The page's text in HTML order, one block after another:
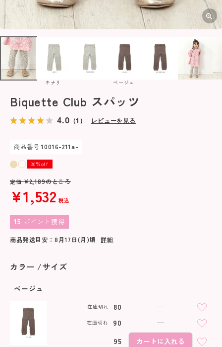
キナリ ベージュ
Biquette Club スパッツ
4.0 （1） レビューを見る
商品番号 10016-211a-
30％off
定価 ¥2,189のところ
¥1,532 税込
15 ポイント獲得
商品発送目安： 8月17日(月)頃 詳細
カラー サイズ
ベージュ
80
在庫切れ
—
90
在庫切れ
—
95
カートに入れる